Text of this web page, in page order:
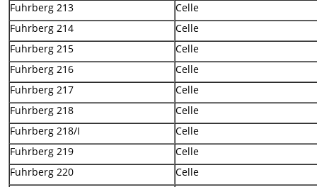
Fuhrberg 213
Celle
Fuhrberg 214
Celle
Fuhrberg 215
Celle
Fuhrberg 216
Celle
Fuhrberg 217
Celle
Fuhrberg 218
Celle
Fuhrberg 218/I
Celle
Fuhrberg 219
Celle
Fuhrberg 220
Celle